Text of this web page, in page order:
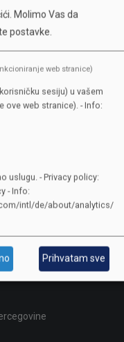
1
Molimo Vas da
postavke.
web stranice)
sesiju) u vašem
ove web stranice). - Info:
uslugu. - Privacy policy:
- Info:
intl/de/about/analytics/
Prihvatam sve